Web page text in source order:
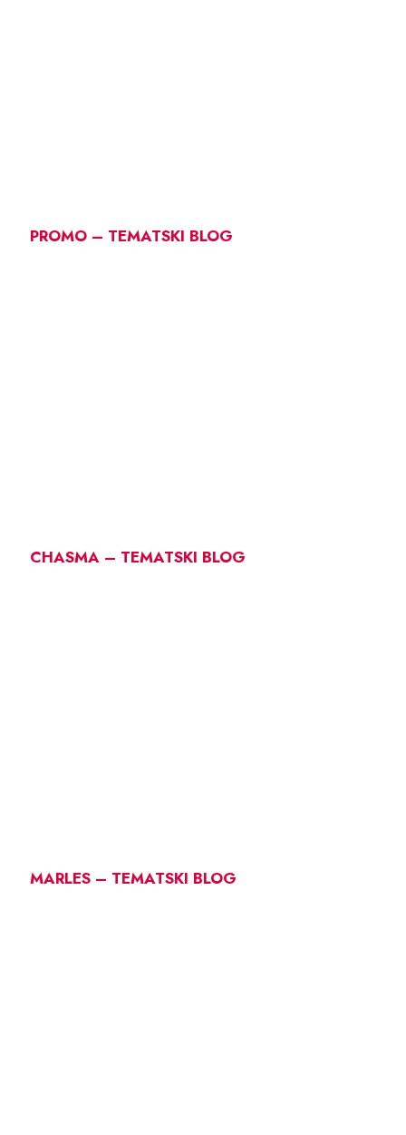
PROMO – TEMATSKI BLOG
CHASMA – TEMATSKI BLOG
MARLES – TEMATSKI BLOG